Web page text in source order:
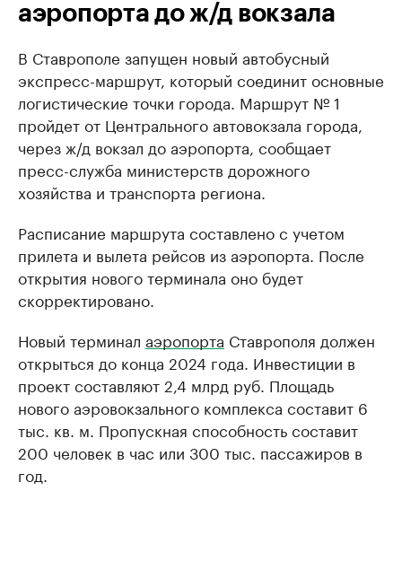
аэропорта до ж/д вокзала
В Ставрополе запущен новый автобусный
экспресс-маршрут, который соединит основные
логистические точки города. Маршрут № 1
пройдет от Центрального автовокзала города,
через ж/д вокзал до аэропорта, сообщает
пресс-служба министерств дорожного
хозяйства и транспорта региона.
Расписание маршрута составлено с учетом
прилета и вылета рейсов из аэропорта. После
открытия нового терминала оно будет
скорректировано.
Новый терминал аэропорта Ставрополя должен
открыться до конца 2024 года. Инвестиции в
проект составляют 2,4 млрд руб. Площадь
нового аэровокзального комплекса составит 6
тыс. кв. м. Пропускная способность составит
200 человек в час или 300 тыс. пассажиров в
год.